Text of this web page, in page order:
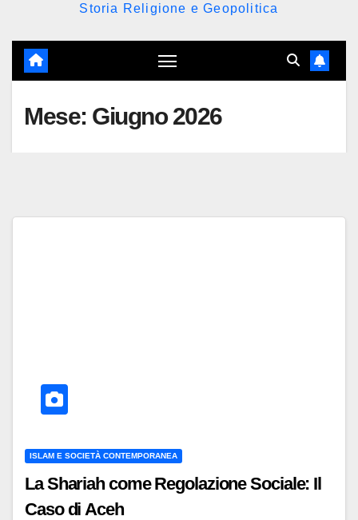
Storia Religione e Geopolitica
Mese: Giugno 2026
ISLAM E SOCIETÀ CONTEMPORANEA
La Shariah come Regolazione Sociale: Il
Caso di Aceh